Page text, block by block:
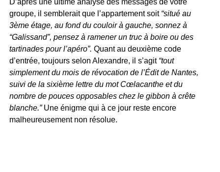
groupe, il semblerait que l’appartement soit “situé au
3ème étage, au fond du couloir à gauche, sonnez à
“Galissand”, pensez à ramener un truc à boire ou des
tartinades pour l’apéro”. Quant au deuxième code
d’entrée, toujours selon Alexandre, il s’agit “tout
simplement du mois de révocation de l’Édit de Nantes,
suivi de la sixième lettre du mot Cœlacanthe et du
nombre de pouces opposables chez le gibbon à crête
blanche.”Une énigme qui à ce jour reste encore
malheureusement non résolue.